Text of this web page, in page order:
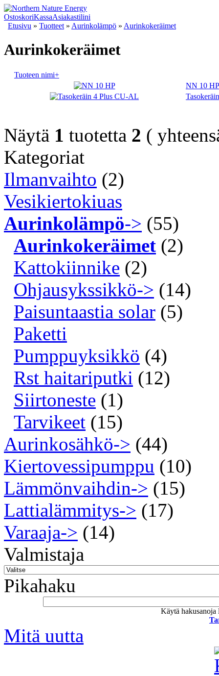
OstoskoriKassaAsiakastilini
Etusivu » Tuotteet » Aurinkolämpö » Aurinkokeräimet
Aurinkokeräimet
Tuoteen nimi+
NN 10 HP
Näytä 1 tuotetta 2 (
Kategoriat
Ilmanvaihto (2)
Vesikiertokiuas
Aurinkolämpö-> (55)
Aurinkokeräimet (2)
Kattokiinnike (2)
Ohjausykssikkö-> (14)
Paisuntaastia solar (5)
Paketti
Pumppuyksikkö (4)
Rst haitariputki (12)
Siirtoneste (1)
Tarvikeet (15)
Aurinkosähkö-> (44)
Kiertovessipumppu (10)
Lämmönvaihdin-> (15)
Lattialämmitys-> (17)
Varaaja-> (14)
Valmistaja
Pikahaku
Käytä hakusanoja
Mitä uutta